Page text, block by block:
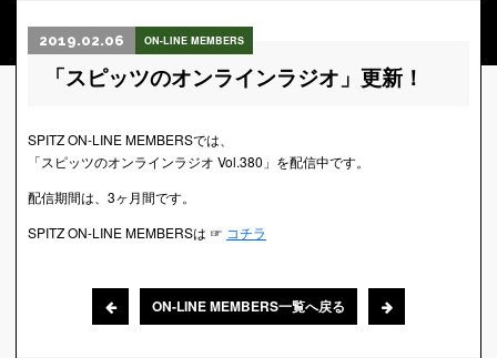
2019.02.06 ON-LINE MEMBERS
「スピッツのオンラインラジオ」更新！
SPITZ ON-LINE MEMBERSでは、
「スピッツのオンラインラジオ Vol.380」を配信中です。
配信期間は、3ヶ月間です。
SPITZ ON-LINE MEMBERSは ☞ コチラ
ON-LINE MEMBERS一覧へ戻る